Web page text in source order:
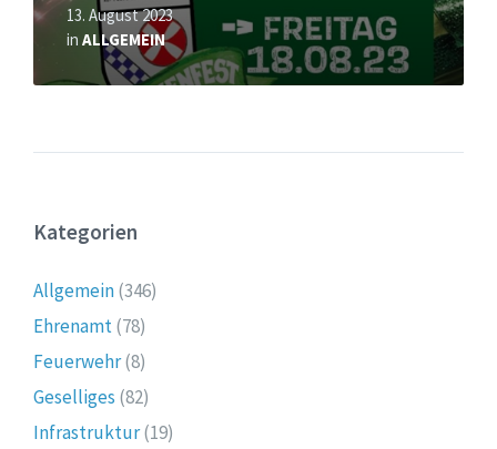
13. August 2023
in ALLGEMEIN
Kategorien
Allgemein(346)
Ehrenamt(78)
Feuerwehr(8)
Geselliges (82)
Infrastruktur(19)